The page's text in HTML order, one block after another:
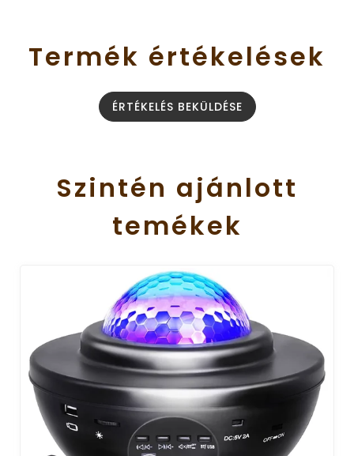
Termék értékelések
ÉRTÉKELÉS BEKÜLDÉSE
Szintén ajánlott
temékek